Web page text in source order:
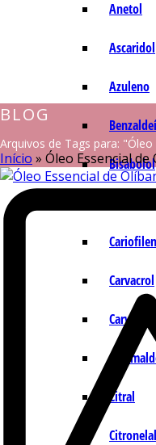
Anetol
Ascaridol
Azuleno
Bisabolol
Carvacrol
Carvona
Citral
Citronelal
BLOG
Arquivos de Tags para:
Início » Óleo Essencial de